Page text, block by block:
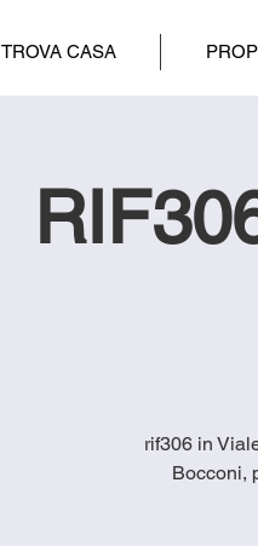
TROVA CASA
rif306 in
Bocconi,